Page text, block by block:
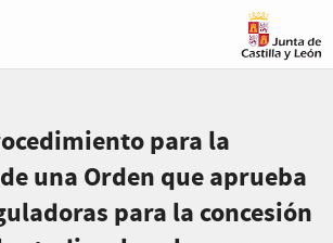
para la
una Orden que aprueba
para la concesión